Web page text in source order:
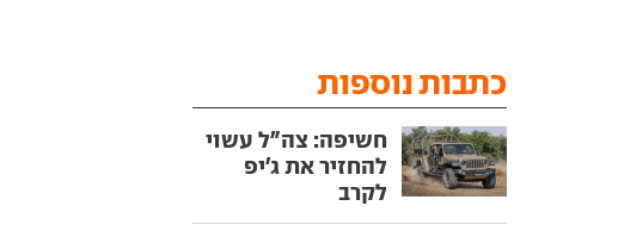
כתבות נוספות
חשיפה: צה"ל עשוי
להחזיר את ג'יפ
לקרב